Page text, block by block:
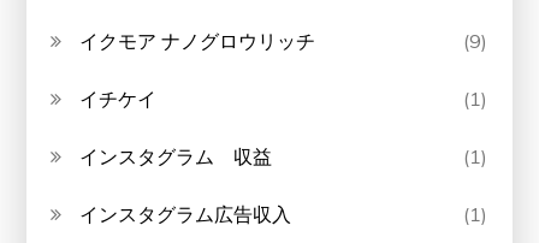
イクモア ナノグロウリッチ (9)
イチケイ (1)
インスタグラム 収益 (1)
インスタグラム広告収入 (1)